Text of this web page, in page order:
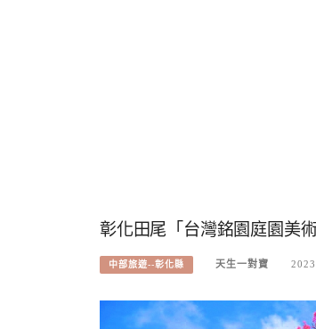
彰化田尾「台灣銘園庭園美
中部旅遊--彰化縣 天生一對寶